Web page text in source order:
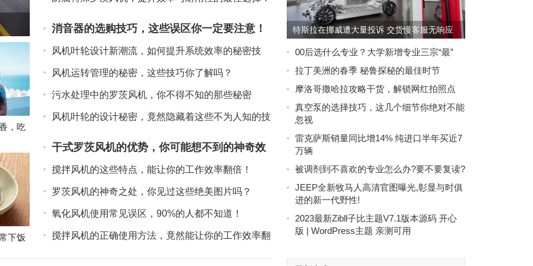
，吃
下饭
消音器的选购技巧，这些误区你一定要注意！
风机叶轮设计新潮流，如何提升系统效率的秘密技
巧！
风机运转管理的秘密，这些技巧你了解吗？
污水处理中的罗茨风机，你不得不知的那些秘密
风机叶轮的设计秘密，竟然隐藏着这些不为人知的技
干式罗茨风机的优势，你可能想不到的神奇效
果
搅拌风机的这些特点，能让你的工作效率翻倍！
罗茨风机的神奇之处，你见过这些绝美图片吗？
氧化风机使用常见误区，90%的人都不知道！
搅拌风机的正确使用方法，竟然能让你的工作效率翻
特斯拉在挪威遭大量投诉 交货慢客服无响应
00后选什么专业？大学新增专业三宗“最”
拉丁美洲的春季 秘鲁探秘的最佳时节
摩洛哥撒哈拉攻略干货，解锁网红拍照点
真空泵的选择技巧，这几个细节你绝对不能
忽视
雷克萨斯销量同比增14% 纯进口半年买近7
万辆
被调剂到不喜欢的专业怎么办?要不要复读?
JEEP全新牧马人高清官图曝光,彰显与时俱
进的新一代野性!
2023最新Zibll子比主题V7.1版本源码 开心
版 | WordPress主题 亲测可用